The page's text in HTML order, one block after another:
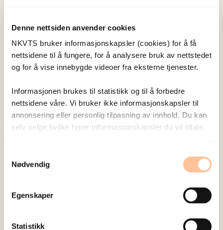
Denne nettsiden anvender cookies
NKVTS bruker informasjonskapsler (cookies) for å få
nettsidene til å fungere, for å analysere bruk av nettstedet
og for å vise innebygde videoer fra eksterne tjenester.
Informasjonen brukes til statistikk og til å forbedre
nettsidene våre. Vi bruker ikke informasjonskapsler til
annonsering eller personlig tilpasning av innhold. Du kan
selv velge hvilke typer informasjonskapsler du vil tillate.
Nødvendig
Egenskaper
Statistikk
Johansen, Ragnhild Elise
B.
Forsker I
Publisert:
19. mars 2026
NKVTS utvikler og sprer kunnskap og kompetanse